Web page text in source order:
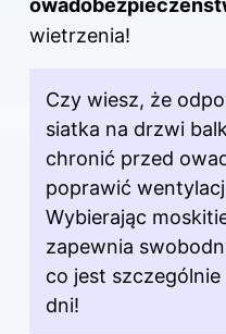
wietrzenia!
Czy wiesz, że
siatka na drzwi
chronić przed
poprawić
Wybierając
zapewnia
co jest
dni!